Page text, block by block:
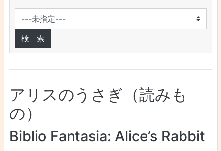
アリスのうさぎ（読みも
の）
Biblio Fantasia: Alice’s Rabbit